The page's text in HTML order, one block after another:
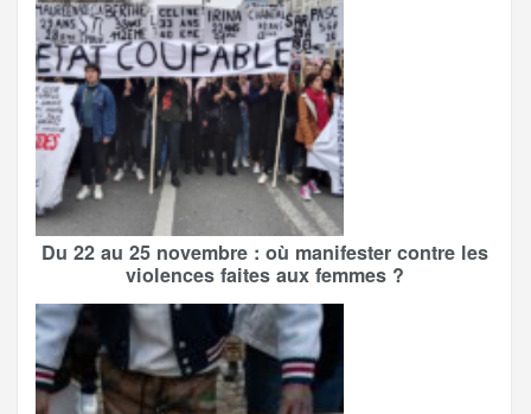
Du 22 au 25 novembre : où manifester contre les
violences faites aux femmes ?